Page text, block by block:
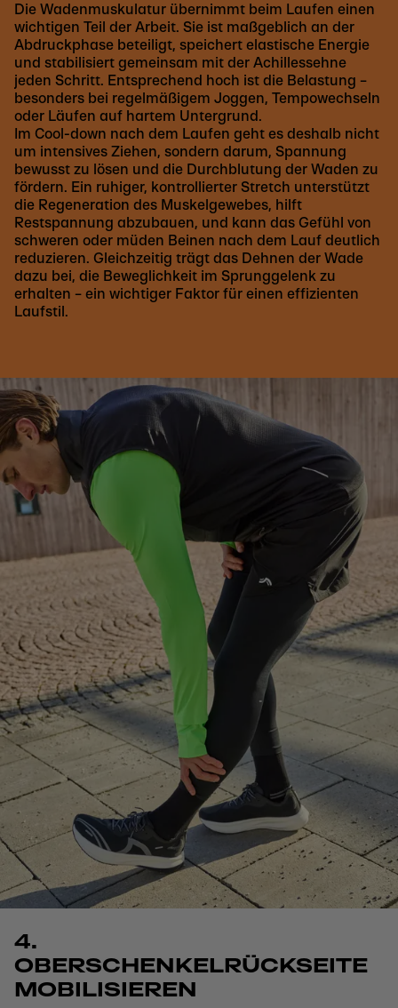
Die Wadenmuskulatur übernimmt beim Laufen einen
wichtigen Teil der Arbeit. Sie ist maßgeblich an der
Abdruckphase beteiligt, speichert elastische Energie
und stabilisiert gemeinsam mit der Achillessehne
jeden Schritt. Entsprechend hoch ist die Belastung –
besonders bei regelmäßigem Joggen, Tempowechseln
oder Läufen auf hartem Untergrund.
Im Cool-down nach dem Laufen geht es deshalb nicht
um intensives Ziehen, sondern darum, Spannung
bewusst zu lösen und die Durchblutung der Waden zu
fördern. Ein ruhiger, kontrollierter Stretch unterstützt
die Regeneration des Muskelgewebes, hilft
Restspannung abzubauen, und kann das Gefühl von
schweren oder müden Beinen nach dem Lauf deutlich
reduzieren. Gleichzeitig trägt das Dehnen der Wade
dazu bei, die Beweglichkeit im Sprunggelenk zu
erhalten – ein wichtiger Faktor für einen effizienten
Laufstil.
4.
OBERSCHENKELRÜCKSEITE
MOBILISIEREN